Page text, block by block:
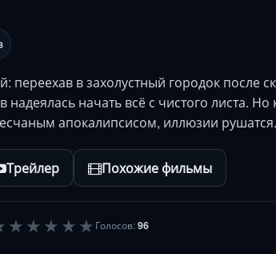
переехав в захолустный городок после
начать всё с чистого листа. Но
апокалипсисом, иллюзии
Трейлер Похожие фильмы
★★★★★ Голосов:96